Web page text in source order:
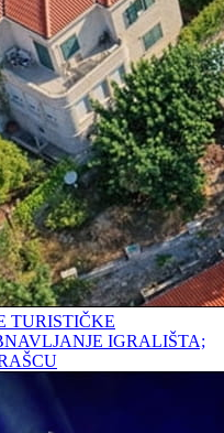
TURISTIČKE
IGRALIŠTA;